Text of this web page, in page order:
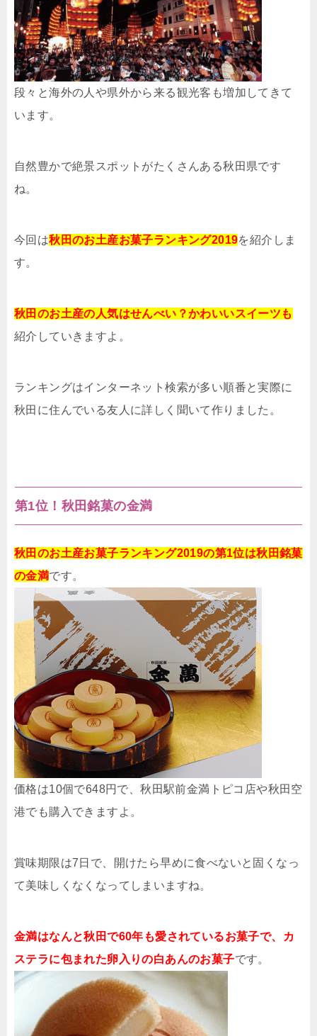
段々と海外の人や県外から来る観光客も増加してきて
います。
自然豊かで絶景スポットがたくさんある秋田県です
ね。
今回は秋田のお土産お菓子ランキング2019を紹介しま
す。
秋田のお土産の人気はせんべい？かわいいスイーツも
紹介していきますよ。
ランキングはインターネット検索が多い順番と実際に
秋田に住んでいる友人に詳しく聞いて作りました。
第1位！秋田銘菓の金満
秋田のお土産お菓子ランキング2019の第1位は秋田銘菓
の金満です。
価格は10個で648円で、秋田駅前金満トピコ店や秋田空
港でも購入できますよ。
賞味期限は7日で、開けたら早めに食べないと固くなっ
て美味しくなくなってしまいますね。
金満はなんと秋田で60年も愛されているお菓子で、カ
ステラに包まれた卵入りの白あんのお菓子です。